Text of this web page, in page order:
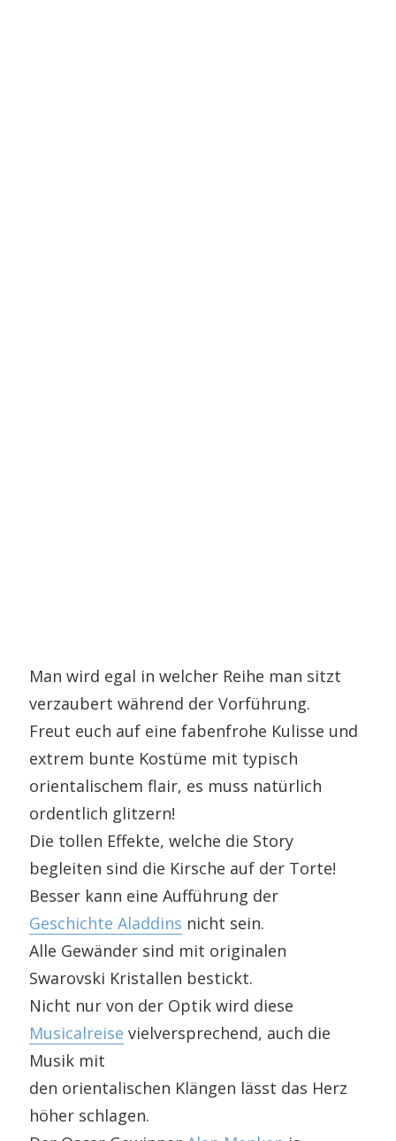
Man wird egal in welcher Reihe man sitzt
verzaubert während der Vorführung.
Freut euch auf eine fabenfrohe Kulisse und
extrem bunte Kostüme mit typisch
orientalischem flair, es muss natürlich
ordentlich glitzern!
Die tollen Effekte, welche die Story
begleiten sind die Kirsche auf der Torte!
Besser kann eine Aufführung der
Geschichte Aladdins nicht sein.
Alle Gewänder sind mit originalen
Swarovski Kristallen bestickt.
Nicht nur von der Optik wird diese
Musicalreise vielversprechend, auch die
Musik mit
den orientalischen Klängen lässt das Herz
höher schlagen.